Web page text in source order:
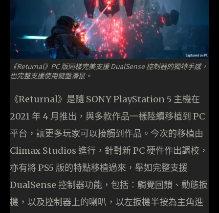
《Returnal》PC 版同樣完美支援 DualSense 控制器的獨特手感，
也完整支援使用鍵盤滑鼠。
《Returnal》是隨 SONY PlayStation 5 主機在
2021 年 4 月推出，與多款作品一樣陸續移植到 PC
平台，讓更多玩家可以接觸到作品。今次的移植由
Climax Studios 進行，針對新 PC 硬件作出調校，
亦有將 PS5 版的特點移植過來，舉如完整支援
DualSense 控制器功能，包括：觸覺回饋、動態扳
機，以及控制器上的喇叭，以左扳機半按為主角進